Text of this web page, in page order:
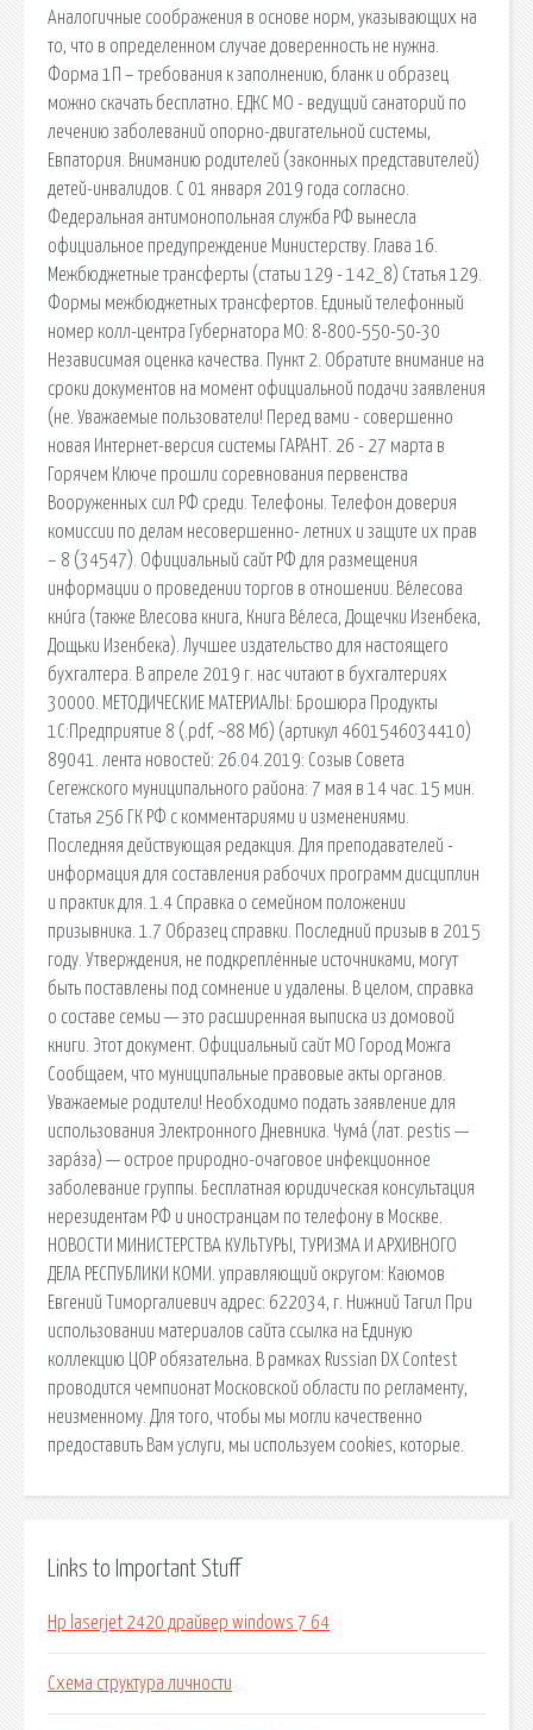
Аналогичные соображения в основе норм, указывающих на
то, что в определенном случае доверенность не нужна.
Форма 1П – требования к заполнению, бланк и образец
можно скачать бесплатно. ЕДКС МО - ведущий санаторий по
лечению заболеваний опорно-двигательной системы,
Евпатория. Вниманию родителей (законных представителей)
детей-инвалидов. С 01 января 2019 года согласно.
Федеральная антимонопольная служба РФ вынесла
официальное предупреждение Министерству. Глава 16.
Межбюджетные трансферты (статьи 129 - 142_8) Статья 129.
Формы межбюджетных трансфертов. Единый телефонный
номер колл-центра Губернатора МО: 8-800-550-50-30
Независимая оценка качества. Пункт 2. Обратите внимание на
сроки документов на момент официальной подачи заявления
(не. Уважаемые пользователи! Перед вами - совершенно
новая Интернет-версия системы ГАРАНТ. 26 - 27 марта в
Горячем Ключе прошли соревнования первенства
Вооруженных сил РФ среди. Телефоны. Телефон доверия
комиссии по делам несовершенно- летних и защите их прав
– 8 (34547). Официальный сайт РФ для размещения
информации о проведении торгов в отношении. Ве́лесова
кни́га (также Влесова книга, Книга Ве́леса, Дощечки Изенбека,
Дощьки Изенбека). Лучшее издательство для настоящего
бухгалтера. В апреле 2019 г. нас читают в бухгалтериях
30000. МЕТОДИЧЕСКИЕ МАТЕРИАЛЫ: Брошюра Продукты
1С:Предприятие 8 (.pdf, ~88 Мб) (артикул 4601546034410)
89041. лента новостей: 26.04.2019: Созыв Совета
Сегежского муниципального района: 7 мая в 14 час. 15 мин.
Статья 256 ГК РФ с комментариями и изменениями.
Последняя действующая редакция. Для преподавателей -
информация для составления рабочих программ дисциплин
и практик для. 1.4 Справка о семейном положении
призывника. 1.7 Образец справки. Последний призыв в 2015
году. Утверждения, не подкреплённые источниками, могут
быть поставлены под сомнение и удалены. В целом, справка
о составе семьи — это расширенная выписка из домовой
книги. Этот документ. Официальный сайт МО Город Можга
Сообщаем, что муниципальные правовые акты органов.
Уважаемые родители! Необходимо подать заявление для
использования Электронного Дневника. Чума́ (лат. pestis —
зара́за) — острое природно-очаговое инфекционное
заболевание группы. Бесплатная юридическая консультация
нерезидентам РФ и иностранцам по телефону в Москве.
НОВОСТИ МИНИСТЕРСТВА КУЛЬТУРЫ, ТУРИЗМА И АРХИВНОГО
ДЕЛА РЕСПУБЛИКИ КОМИ. управляющий округом: Каюмов
Евгений Тиморгалиевич адрес: 622034, г. Нижний Тагил При
использовании материалов сайта ссылка на Единую
коллекцию ЦОР обязательна. В рамках Russian DX Contest
проводится чемпионат Московской области по регламенту,
неизменному. Для того, чтобы мы могли качественно
предоставить Вам услуги, мы используем cookies, которые.
Links to Important Stuff
Hp laserjet 2420 драйвер windows 7 64
Схема структура личности